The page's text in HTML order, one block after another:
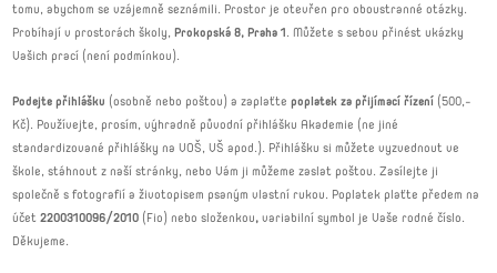
tomu, abychom se vzájemně seznámili. Prostor je otevřen pro oboustranné otázky.
Probíhají v prostorách školy,Prokopská 8, Praha 1. Můžete s sebou přinést ukázky
Vašich prací (není podmínkou).
Podejte přihlášku (osobně nebo poštou) a zaplaťtepoplatek za přijímací řízení (500,-
Kč). Používejte, prosím, výhradně původní přihlášku Akademie (ne jiné
standardizované přihlášky na VOŠ, VŠ apod.). Přihlášku si můžete vyzvednout ve
škole, stáhnout z naší stránky, nebo Vám ji můžeme zaslat poštou. Zasílejte ji
společně s fotografií a životopisem psaným vlastní rukou. Poplatek plaťte předem na
účet2200310096/2010 (Fio) nebo složenkou,variabilní symbol je Vaše rodné číslo.
Děkujeme.